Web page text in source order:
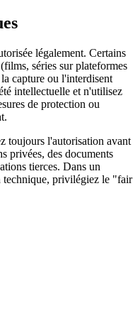
légalement. Certains
séries sur plateformes
capture ou l'interdisent
intellectuelle et n'utilisez
de protection ou
toujours l'autorisation avant
privées, des documents
tierces. Dans un
technique, privilégiez le "fair